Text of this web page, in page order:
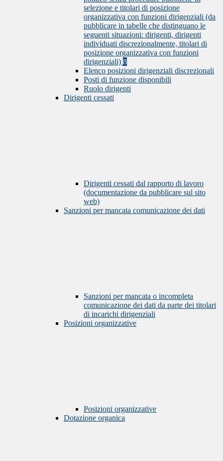
selezione e titolari di posizione
organizzativa con funzioni dirigenziali (da
pubblicare in tabelle che distinguano le
seguenti situazioni: dirigenti, dirigenti
individuati discrezionalmente, titolari di
posizione organizzativa con funzioni
dirigenziali) 8
Elenco posizioni dirigenziali discrezionali
Posti di funzione disponibili
Ruolo dirigenti
Dirigenti cessati
Dirigenti cessati dal rapporto di lavoro
(documentazione da pubblicare sul sito
web)
Sanzioni per mancata comunicazione dei dati
Sanzioni per mancata o incompleta
comunicazione dei dati da parte dei titolari
di incarichi dirigenziali
Posizioni organizzative
Posizioni organizzative
Dotazione organica